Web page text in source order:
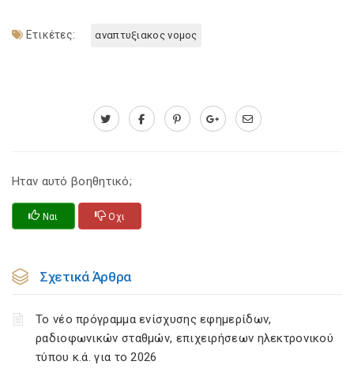
Ετικέτες: αναπτυξιακος νομος
Ηταν αυτό βοηθητικό;
Ναι Οχι
Σχετικά Άρθρα
Το νέο πρόγραμμα ενίσχυσης εφημερίδων,
ραδιοφωνικών σταθμών, επιχειρήσεων ηλεκτρονικού
τύπου κ.ά. για το 2026